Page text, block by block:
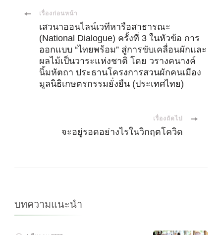
เมนู
ทาง
โพส
เรื่องก่อนหน้า
เสวนาออนไลน์เวทีหารือสาธารณะ
(National Dialogue) ครั้งที่ 3 ในหัวข้อ การ
ออกแบบ “ไทยพร้อม” สู่การขับเคลื่อนผักและ
ผลไม้เป็นวาระแห่งชาติ โดย วรางคนางค์
นิ้มหัตถา ประธานโครงการสวนผักคนเมือง
มูลนิธิเกษตรกรรมยั่งยืน (ประเทศไทย)
เรื่องถัดไป
จะอยู่รอดอย่างไรในวิกฤตโควิด
บทความแนะนำ